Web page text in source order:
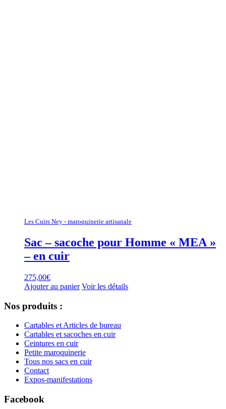
Les Cuirs Ney - maroquinerie artisanale
Sac – sacoche pour Homme « MEA »
– en cuir
275,00€
Ajouter au panier Voir les détails
Nos produits :
Cartables et Articles de bureau
Cartables et sacoches en cuir
Ceintures en cuir
Petite maroquinerie
Tous nos sacs en cuir
Contact
Expos-manifestations
Facebook